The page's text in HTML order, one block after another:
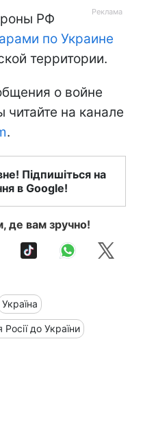
РФ
по Украине
территории.
о войне
на канале
.
Підпишіться на
в Google!
де вам зручно!
Україна
Росії до України